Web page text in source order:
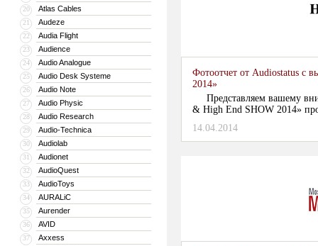
20 Atlas Cables
21 Audeze
22 Audia Flight
23 Audience
24 Audio Analogue
25 Audio Desk Systeme
26 Audio Note
27 Audio Physic
28 Audio Research
29 Audio-Technica
30 Audiolab
31 Audionet
32 AudioQuest
33 AudioToys
34 AURALiC
35 Aurender
36 AVID
37 Axxess
Фотоотчет от Audiostatus с
2014»
Представляем вашему
& High End SHOW 2014»
14.04.2014